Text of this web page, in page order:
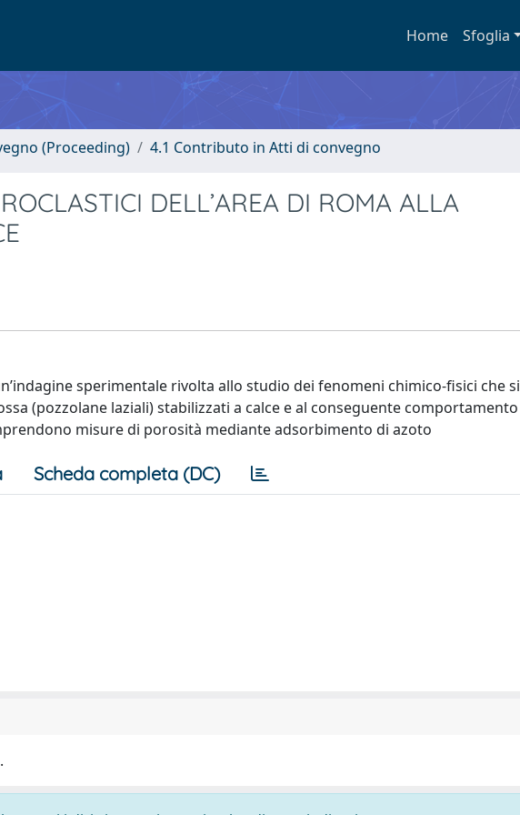
Home Sfoglia
(Proceeding) 4.1 Contributo in Atti di convegno
DELL’AREA DI ROMA ALLA
sperimentale rivolta allo studio dei fenomeni chimico-fisici che si
(pozzolane laziali) stabilizzati a calce e al conseguente comportamento
misure di porosità mediante adsorbimento di azoto
Scheda completa (DC)